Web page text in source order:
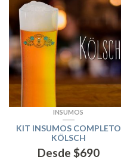
INSUMOS
KIT INSUMOS COMPLETO
KÖLSCH
Desde $690